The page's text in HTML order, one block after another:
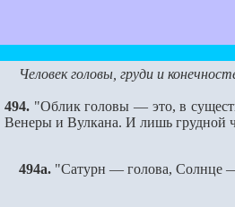
Человек головы, груди и
494. "Облик головы — это, в
Венеры и Вулкана. И лишь грудной
494a. "Сатурн — голова, Солнце